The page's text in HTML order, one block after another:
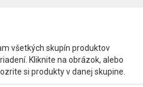
všetkých skupín produktov
Kliknite na obrázok, alebo
si produkty v danej skupine.